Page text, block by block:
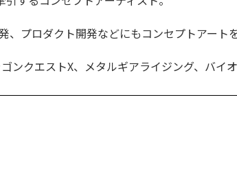
プロダクト開発などにもコンセプトアート
ンクエストX、メタルギアライジング、バイ